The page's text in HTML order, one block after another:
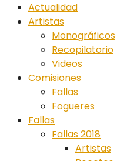
Actualidad
Artistas
Monográficos
Recopilatorio
Videos
Comisiones
Fallas
Fogueres
Fallas
Fallas 2018
Artistas